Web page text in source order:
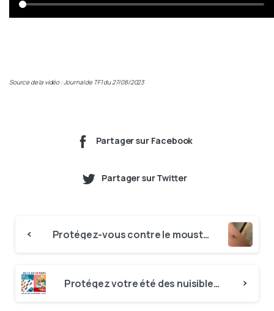
Source de la vidéo : Journal de TF1 du 27/08/2023
Partager sur Facebook
Partager sur Twitter
Reading
Protégez-vous contre le moustique tigre avec des moustiquaires sur-mesure
Protégez votre été des nuisibles à la Foire de Châlons-en-Champagne !